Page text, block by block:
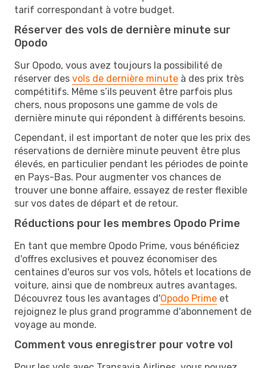
tarif correspondant à votre budget.
Réserver des vols de dernière minute sur
Opodo
Sur Opodo, vous avez toujours la possibilité de
réserver des vols de dernière minute à des prix très
compétitifs. Même s’ils peuvent être parfois plus
chers, nous proposons une gamme de vols de
dernière minute qui répondent à différents besoins.
Cependant, il est important de noter que les prix des
réservations de dernière minute peuvent être plus
élevés, en particulier pendant les périodes de pointe
en Pays-Bas. Pour augmenter vos chances de
trouver une bonne affaire, essayez de rester flexible
sur vos dates de départ et de retour.
Réductions pour les membres Opodo Prime
En tant que membre Opodo Prime, vous bénéficiez
d'offres exclusives et pouvez économiser des
centaines d'euros sur vos vols, hôtels et locations de
voiture, ainsi que de nombreux autres avantages.
Découvrez tous les avantages d'Opodo Prime et
rejoignez le plus grand programme d'abonnement de
voyage au monde.
Comment vous enregistrer pour votre vol